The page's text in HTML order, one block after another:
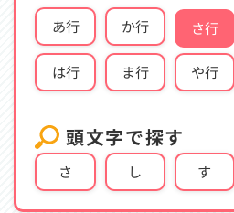
あ行 か行 さ行
は行 ま行 や行
頭文字で探す
さ し す